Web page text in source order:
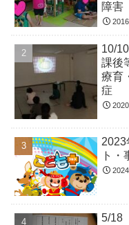
障害
10/10 映画鑑賞☆ 児童発達支援・放
課後
療育
症
ト
5/18